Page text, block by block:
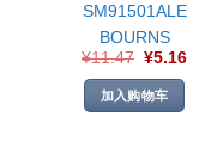
SM91501ALE
BOURNS
¥11.47 ¥5.16
加入购物车